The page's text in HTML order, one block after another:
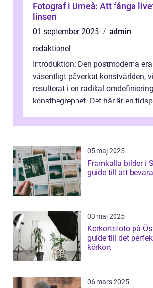
Fotograf i Umeå: Att fånga
linsen
01 september 2025
admin
redaktionel
Introduktion: Den postmoderna
väsentligt påverkat konstvärlden,
resulterat i en radikal
konstbegreppet. Det här är en
05 maj 2025
Framkalla bilder i
guide till att
03 maj 2025
Körkortsfoto på
guide till det
körkort
06 mars 2025